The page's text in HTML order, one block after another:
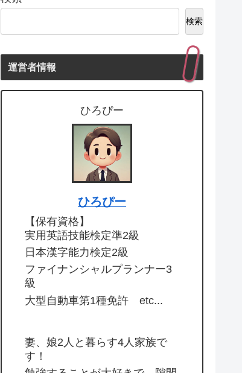
検索
運営者情報
ひろぴー
ひろぴー
【保有資格】
実用英語技能検定準2級
日本漢字能力検定2級
ファイナンシャルプランナー3
級
大型自動車第1種免許 etc...
妻、娘2人と暮らす4人家族で
す！